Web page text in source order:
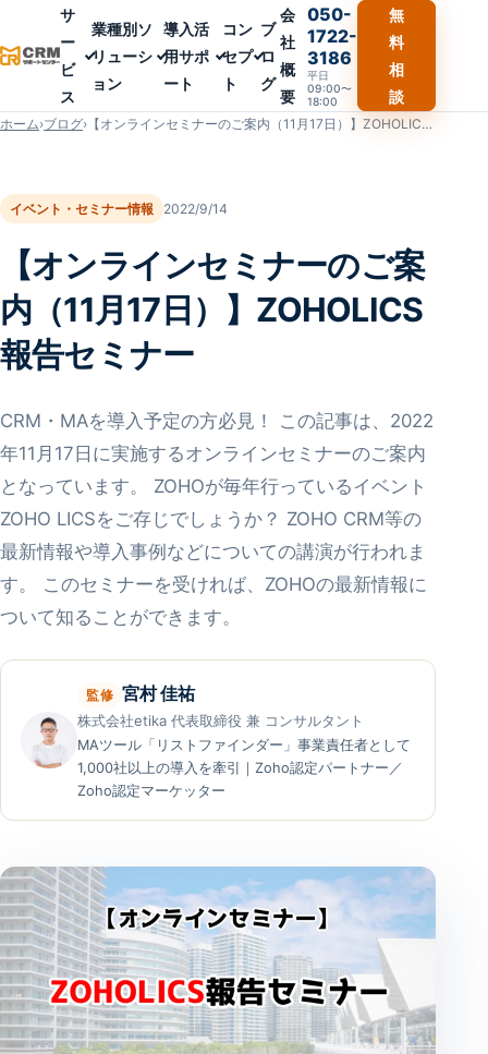
サ
ー
ビ
ス
業種別ソ
リューシ
ョン
導入活
用サポ
ート
コン
セプ
ト
ブ
ロ
グ
会
社
概
要
050-
1722-
3186
平日
09:00〜
18:00
無
料
相
談
ホーム›ブログ› 【オンラインセミナーのご案内（11月17日）】ZOHOLICS報告セミナー
イベント・セミナー情報 2022/9/14
【オンラインセミナーのご案
内（11月17日）】ZOHOLICS
報告セミナー
CRM・MAを導入予定の方必見！ この記事は、2022
年11月17日に実施するオンラインセミナーのご案内
となっています。 ZOHOが毎年行っているイベント
ZOHO LICSをご存じでしょうか？ ZOHO CRM等の
最新情報や導入事例などについての講演が行われま
す。 このセミナーを受ければ、ZOHOの最新情報に
ついて知ることができます。
監修 宮村 佳祐
株式会社etika 代表取締役 兼 コンサルタント
MAツール「リストファインダー」事業責任者として
1,000社以上の導入を牽引｜Zoho認定パートナー／
Zoho認定マーケッター